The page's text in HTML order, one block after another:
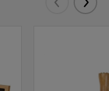
Eelmised